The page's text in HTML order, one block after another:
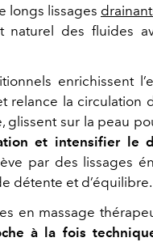
longs lissages
naturel des fluides
enrichissent
relance la circulation
glissent sur la peau
et intensifier le
par des lissages
détente et d’équilibre.
en massage
à la fois